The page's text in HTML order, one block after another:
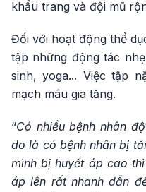
khẩu trang và đội mũ
Đối với hoạt động thể
tập những động tác
sinh, yoga... Việc tập
mạch máu gia tăng.
“Có nhiều bệnh nhân
do là có bệnh nhân bị
mình bị huyết áp cao
áp lên rất nhanh dẫn